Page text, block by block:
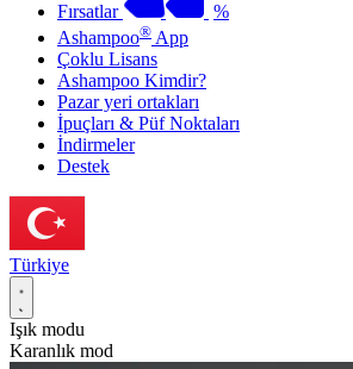
Fırsatlar
%
Ashampoo® App
Çoklu Lisans
Ashampoo Kimdir?
Pazar yeri ortakları
İpuçları & Püf Noktaları
İndirmeler
Destek
Türkiye
Işık modu
Karanlık mod